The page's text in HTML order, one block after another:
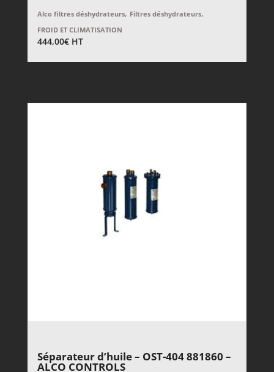
Alco filtres déshydrateurs, Filtres déshydrateurs,
FROID ET CLIMATISATION
444,00€ HT
Séparateur d’huile – OST-404 881860 –
ALCO CONTROLS